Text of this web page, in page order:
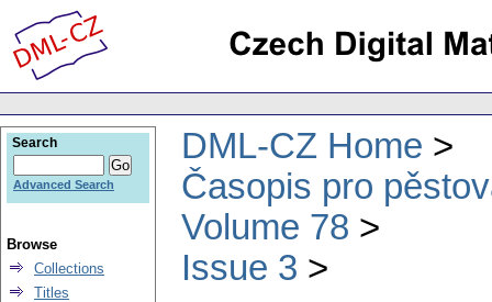
DML-CZ Home
Časopis pro
Volume 78
Issue 3
Search
Advanced Search
Browse
Collections
Titles